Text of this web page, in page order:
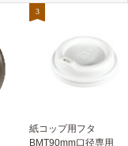
紙コップ用フタ
BMT90mm口径専用